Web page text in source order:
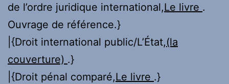
de l’ordre juridique international,Le livre .
Ouvrage de référence.}
|{Droit international public/L’État,(la
couverture) .}
|{Droit pénal comparé,Le livre .}